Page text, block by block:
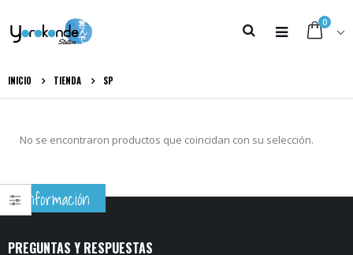
0
INICIO TIENDA SP
No se encontraron productos que coincidan con su selección.
Información
PREGUNTAS Y RESPUESTAS